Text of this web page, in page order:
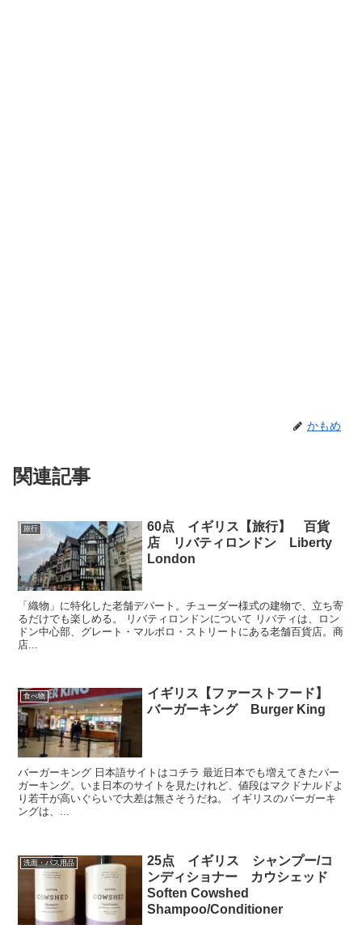
かもめ
関連記事
旅行
60点 イギリス【旅行】 百貨
店 リバティロンドン Liberty
London
「織物」に特化した老舗デパート。チューダー様式の建物で、立ち寄
るだけでも楽しめる。 リバティロンドンについて リバティは、ロン
ドン中心部、グレート・マルボロ・ストリートにある老舗百貨店。商
店...
食べ物
イギリス【ファーストフード】
バーガーキング Burger King
バーガーキング 日本語サイトはコチラ 最近日本でも増えてきたバー
ガーキング。いま日本のサイトを見たけれど、値段はマクドナルドよ
り若干が高いぐらいで大差は無さそうだね。 イギリスのバーガーキ
ングは、...
洗面・バス用品
25点 イギリス シャンプー/コ
ンディショナー カウシェッド
Soften Cowshed
Shampoo/Conditioner